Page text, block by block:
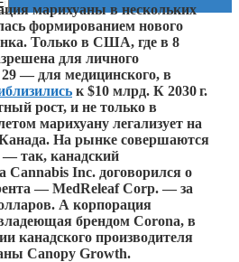
марихуаны в нескольких
формированием нового
Только в США, где в 8
для личного
— для медицинского, в
к $10 млрд. К 2030 г.
рост, и не только в
марихуану легализует на
На рынке совершаются
так, канадский
Cannabis Inc. договорился о
— MedReleaf Corp. — за
А корпорация
брендом Corona, в
канадского производителя
Canopy Growth.